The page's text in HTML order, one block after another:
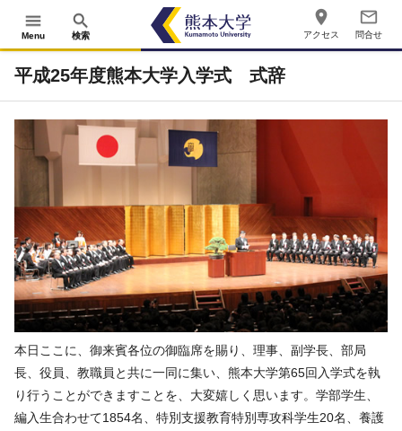
menu
Menu
search
検索
place
アクセス
mail_outline
問合せ
平成25年度熊本大学入学式 式辞
本日ここに、御来賓各位の御臨席を賜り、理事、副学長、部局
長、役員、教職員と共に一同に集い、熊本大学第65回入学式を執
り行うことができますことを、大変嬉しく思います。学部学生、
編入生合わせて1854名、特別支援教育特別専攻科学生20名、養護